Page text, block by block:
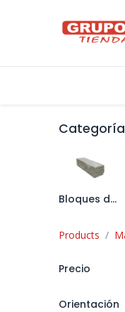
Bloques de Hormigón
Products
Precio
Orientación